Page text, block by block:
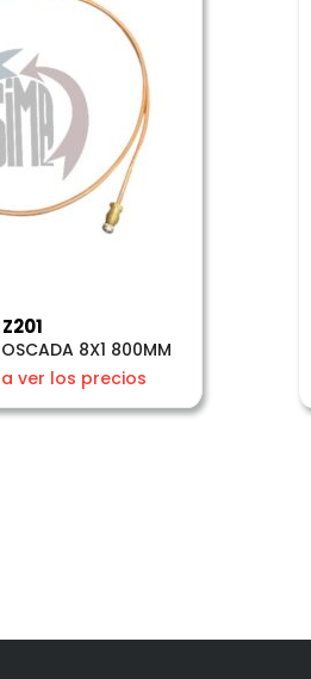
Z201
8X1 800MM
ver los precios